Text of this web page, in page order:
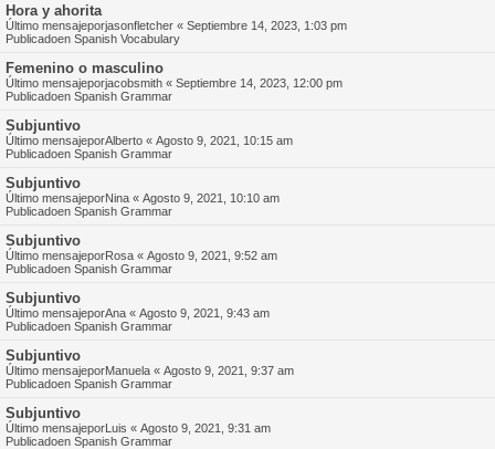
Hora y ahorita
Último mensajeporjasonfletcher « Septiembre 14, 2023, 1:03 pm
Publicadoen Spanish Vocabulary
Femenino o masculino
Último mensajeporjacobsmith « Septiembre 14, 2023, 12:00 pm
Publicadoen Spanish Grammar
Subjuntivo
Último mensajeporAlberto « Agosto 9, 2021, 10:15 am
Publicadoen Spanish Grammar
Subjuntivo
Último mensajeporNina « Agosto 9, 2021, 10:10 am
Publicadoen Spanish Grammar
Subjuntivo
Último mensajeporRosa « Agosto 9, 2021, 9:52 am
Publicadoen Spanish Grammar
Subjuntivo
Último mensajeporAna « Agosto 9, 2021, 9:43 am
Publicadoen Spanish Grammar
Subjuntivo
Último mensajeporManuela « Agosto 9, 2021, 9:37 am
Publicadoen Spanish Grammar
Subjuntivo
Último mensajeporLuis « Agosto 9, 2021, 9:31 am
Publicadoen Spanish Grammar